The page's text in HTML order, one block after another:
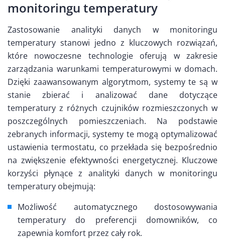
monitoringu temperatury
Zastosowanie analityki danych w monitoringu
temperatury stanowi jedno z kluczowych rozwiązań,
które nowoczesne technologie oferują w zakresie
zarządzania warunkami temperaturowymi w domach.
Dzięki zaawansowanym algorytmom, systemy te są w
stanie zbierać i analizować dane dotyczące
temperatury z różnych czujników rozmieszczonych w
poszczególnych pomieszczeniach. Na podstawie
zebranych informacji, systemy te mogą optymalizować
ustawienia termostatu, co przekłada się bezpośrednio
na zwiększenie efektywności energetycznej. Kluczowe
korzyści płynące z analityki danych w monitoringu
temperatury obejmują:
Możliwość automatycznego dostosowywania
temperatury do preferencji domowników, co
zapewnia komfort przez cały rok.